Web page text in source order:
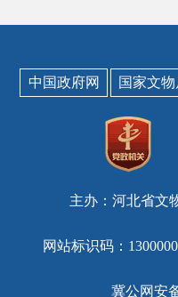
中国政府网 国家文物
主办：河北省文
网站标识码：
冀公网安